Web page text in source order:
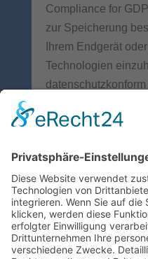
Compliance for
zur Speicherung
Ihrem Endgerät
Technologien
Anbieter des Tools
Princeton, NJ, New
Sie unsere Website
Verbindung zu den
Rights Inc.
Einwilligungen und